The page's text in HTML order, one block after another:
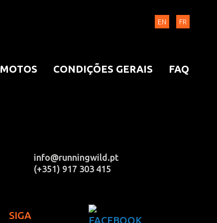
EN FR
MOTOS CONDIÇÕES GERAIS FAQ
info@runningwild.pt
(+351) 917 303 415
SIGA